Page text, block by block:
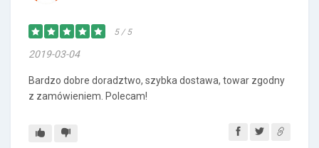
5 / 5
2019-03-04
Bardzo dobre doradztwo, szybka dostawa, towar zgodny
z zamówieniem. Polecam!